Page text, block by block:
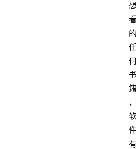
想
看
的
任
何
书
籍
，
软
件
有